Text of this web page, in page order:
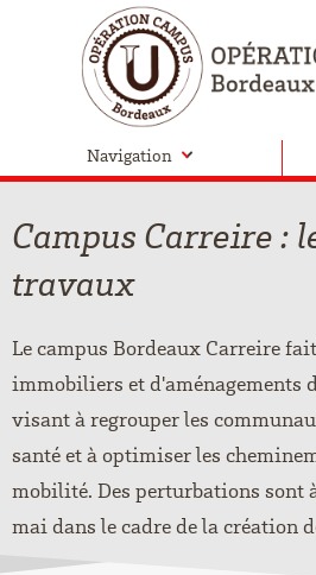
Navigation
Campus Carreire :
travaux
Le campus Bordeaux Carreire
immobiliers et d'aménagements
visant à regrouper les
santé et à optimiser les
mobilité. Des perturbations sont
mai dans le cadre de la création